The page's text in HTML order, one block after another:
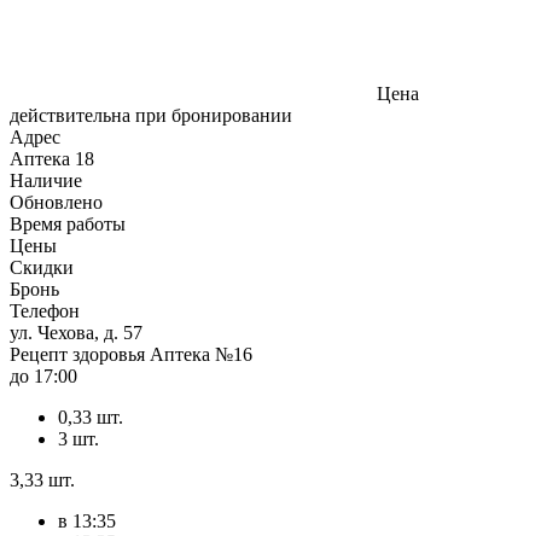
Цена
действительна при бронировании
Адрес
Аптека 18
Наличие
Обновлено
Время работы
Цены
Скидки
Бронь
Телефон
ул. Чехова, д. 57
Рецепт здоровья Аптека №16
до 17:00
0,33 шт.
3 шт.
3,33 шт.
в 13:35